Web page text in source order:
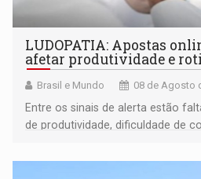
LUDOPATIA: Apostas
afetar produtividade e
Brasil e Mundo 08 de Agosto
Entre os sinais de alerta estão
de produtividade, dificuldade de